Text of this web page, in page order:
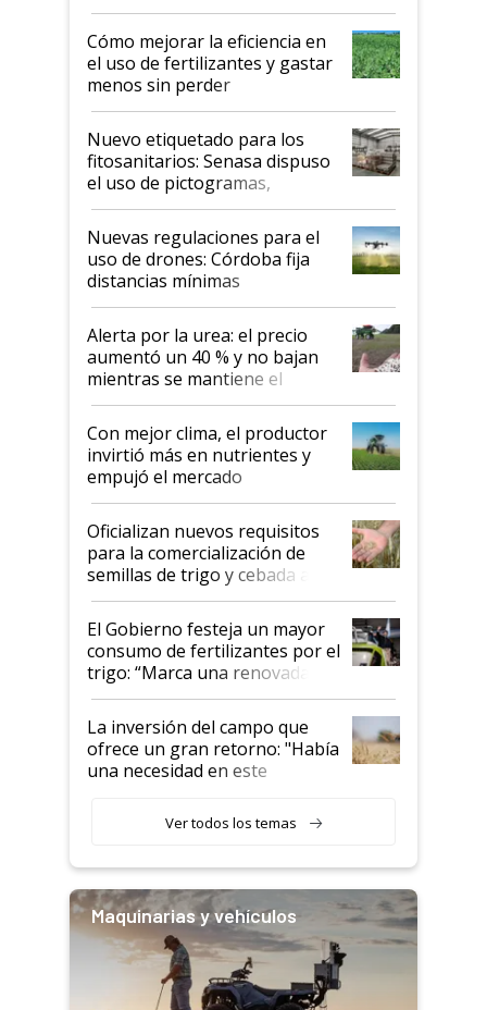
propiedad intelectual
Cómo mejorar la eficiencia en
el uso de fertilizantes y gastar
menos sin perder
productividad en la campaña
fina
Nuevo etiquetado para los
fitosanitarios: Senasa dispuso
el uso de pictogramas,
palabras de advertencia e
indicaciones
Nuevas regulaciones para el
uso de drones: Córdoba fija
distancias mínimas
Alerta por la urea: el precio
aumentó un 40 % y no bajan
mientras se mantiene el
conflicto en Medio Oriente
Con mejor clima, el productor
invirtió más en nutrientes y
empujó el mercado
Oficializan nuevos requisitos
para la comercialización de
semillas de trigo y cebada a
granel
El Gobierno festeja un mayor
consumo de fertilizantes por el
trigo: “Marca una renovada
confianza de los productores”
La inversión del campo que
ofrece un gran retorno: "Había
una necesidad en este
Ver todos los temas
Maquinarias y vehículos